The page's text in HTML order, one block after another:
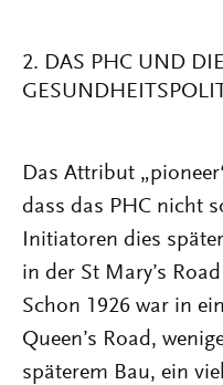
2. DAS PHC UND
Das Attribut
dass das PHC nicht
Initiatoren dies
in der St Mary’s
Schon 1926 war in
Queen’s Road,
späterem Bau, ein